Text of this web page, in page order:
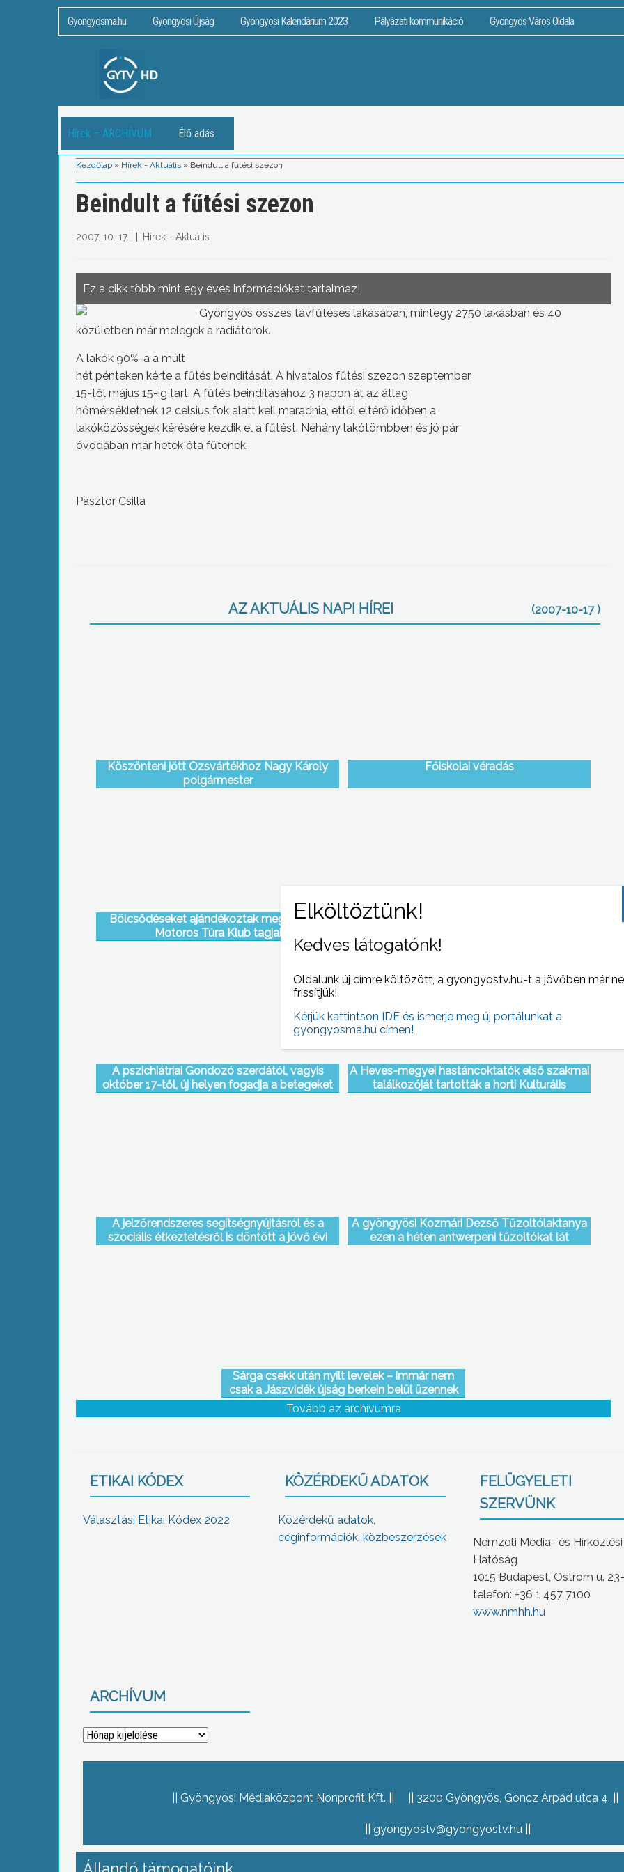
Gyöngyösma.hu Gyöngyösi Újság Gyöngyösi Kalendárium 2023 Pályázati kommunikáció Gyöngyös Város Oldala
Hírek – ARCHÍVUM Élő adás
Kezdőlap » Hírek - Aktuális » Beindult a fűtési szezon
Beindult a fűtési szezon
2007. 10. 17. Hírek - Aktuális
Ez a cikk több mint egy éves információkat tartalmaz!
Gyöngyös összes távfűtéses lakásában, mintegy 2750 lakásban és 40
közületben már melegek a radiátorok.
A lakók 90%-a a múlt
hét pénteken kérte a fűtés beindítását. A hivatalos fűtési szezon szeptember
15-től május 15-ig tart. A fűtés beindításához 3 napon át az átlag
hőmérsékletnek 12 celsius fok alatt kell maradnia, ettől eltérő időben a
lakóközösségek kérésére kezdik el a fűtést. Néhány lakótömbben és jó pár
óvodában már hetek óta fűtenek.
Pásztor Csilla
AZ AKTUÁLIS NAPI HÍREI (2007-10-17 )
Köszönteni jött Ozsvártékhoz Nagy Károly
polgármester
Főiskolai véradás
Bölcsődéseket ajándékoztak meg a BMW
Motoros Túra Klub tagjai
Feketegazdaság, kontárok, bonyolult
sújtják a magyar kisiparosokat
A pszichiátriai Gondozó szerdától, vagyis
október 17-től, új helyen fogadja a betegeket
A Heves-megyei hastáncoktatók első szakmai
találkozóját tartották a horti Kulturális
A jelzőrendszeres segítségnyújtásról és a
szociális étkeztetésről is döntött a jövő évi
A gyöngyösi Kozmári Dezső Tűzoltólaktanya
ezen a héten antwerpeni tűzoltókat lát
Sárga csekk után nyílt levelek – immár nem
csak a Jászvidék újság berkein belül üzennek
egymásnak a jászárokszállási képviselőtestület
tagjai
Tovább az archívumra
ETIKAI KÓDEX
Választási Etikai Kódex 2022
KÖZÉRDEKŰ ADATOK
Közérdekű adatok,
céginformációk, közbeszerzések
FELÜGYELETI
SZERVÜNK
Nemzeti Média- és Hírközlési
Hatóság
1015 Budapest, Ostrom u.
telefon: +36 1 457 7100
www.nmhh.hu
ARCHÍVUM
Archívum
Gyöngyösi Médiaközpont Nonprofit Kft. 3200 Gyöngyös, Göncz Árpád utca 4.
gyongyostv@gyongyostv.hu
Kedves látogatónk!
Oldalunk új címre költözött, a gyongyostv.hu-t a jövőben már
frissítjük!
Kérjük kattintson IDE és ismerje meg új portálunkat a
gyongyosma.hu címen!